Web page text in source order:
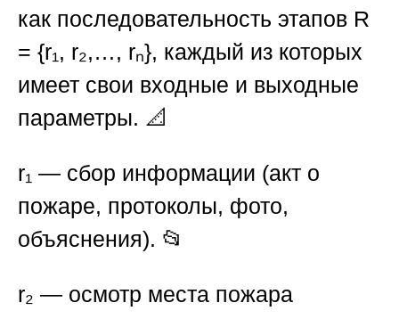
как последовательность этапов R
= {r₁, r₂,…, rₙ}, каждый из которых
имеет свои входные и выходные
параметры. 📐
r₁ — сбор информации (акт о
пожаре, протоколы, фото,
объяснения). 📂
r₂ — осмотр места пожара